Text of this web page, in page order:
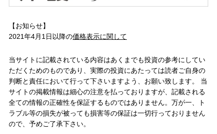
【お知らせ】
2021年4月1日以降の価格表示に関して
当サイトに記載されている内容はあくまでも投資の参考にしてい
ただくためのものであり、実際の投資にあたっては読者ご自身の
判断と責任において行って下さいますよう、お願い致します。 当
サイトの掲載情報は細心の注意を払っておりますが、記載される
全ての情報の正確性を保証するものではありません。万が一、ト
ラブル等の損失が被っても損害等の保証は一切行っておりません
ので、予めご了承下さい。